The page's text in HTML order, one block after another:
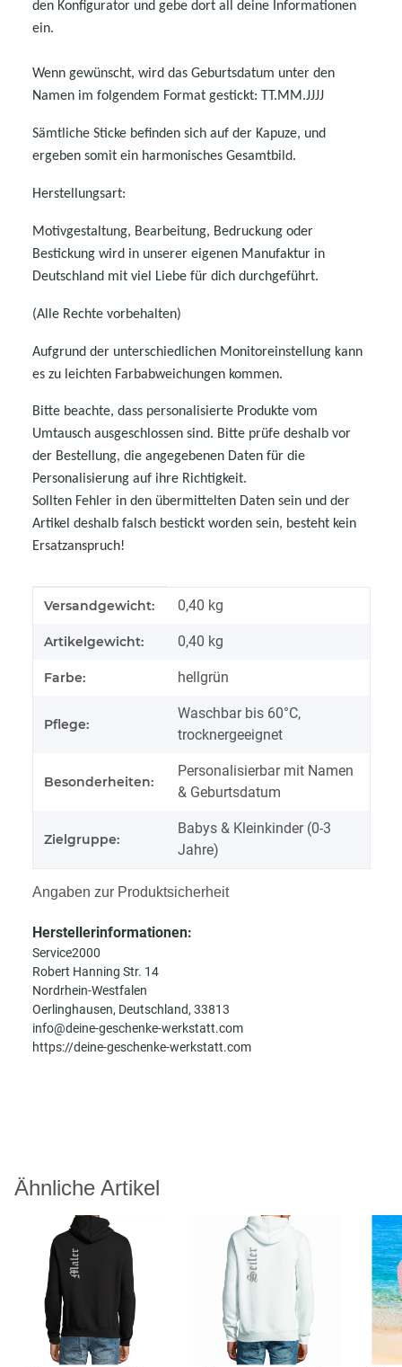
den Konfigurator und gebe dort all deine Informationen
ein.
Wenn gewünscht, wird das Geburtsdatum unter den
Namen im folgendem Format gestickt: TT.MM.JJJJ
Sämtliche Sticke befinden sich auf der Kapuze, und
ergeben somit ein harmonisches Gesamtbild.
Herstellungsart:
Motivgestaltung, Bearbeitung, Bedruckung oder
Bestickung wird in unserer eigenen Manufaktur in
Deutschland mit viel Liebe für dich durchgeführt.
(Alle Rechte vorbehalten)
Aufgrund der unterschiedlichen Monitoreinstellung kann
es zu leichten Farbabweichungen kommen.
Bitte beachte, dass personalisierte Produkte vom
Umtausch ausgeschlossen sind. Bitte prüfe deshalb vor
der Bestellung, die angegebenen Daten für die
Personalisierung auf ihre Richtigkeit.
Sollten Fehler in den übermittelten Daten sein und der
Artikel deshalb falsch bestickt worden sein, besteht kein
Ersatzanspruch!
Produkteigenschaft
Wert
Versandgewicht: 0,40 kg
Artikelgewicht: 0,40 kg
Farbe: hellgrün
Pflege:
Waschbar bis 60°C,
trocknergeeignet
Besonderheiten:
Personalisierbar mit Namen
& Geburtsdatum
Zielgruppe:
Babys & Kleinkinder (0-3
Jahre)
Angaben zur Produktsicherheit
Herstellerinformationen:
Service2000
Robert Hanning Str. 14
Nordrhein-Westfalen
Oerlinghausen, Deutschland, 33813
info@deine-geschenke-werkstatt.com
https://deine-geschenke-werkstatt.com
Ähnliche Artikel